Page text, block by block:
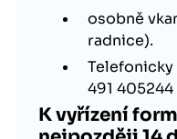
osobně
radnice).
Telefonicky
491 405244
K vyřízení